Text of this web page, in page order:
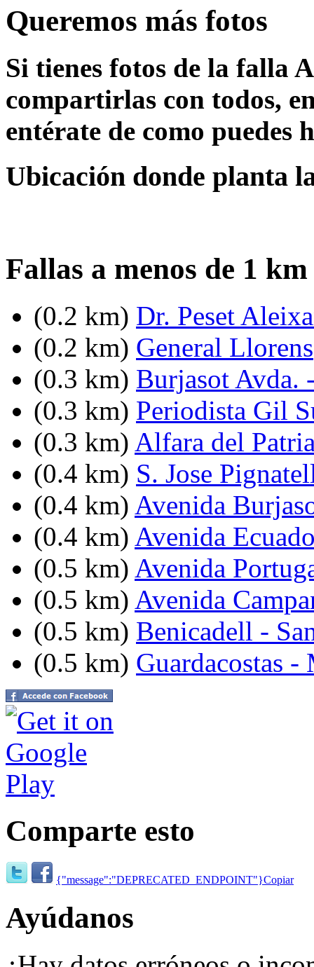
Queremos más fotos
Si tienes fotos de la falla
compartirlas con todos,
entérate de como puedes
Ubicación donde planta
Fallas a menos de 1
(0.2 km) Dr. Peset
(0.2 km) General Llorens
(0.3 km) Burjasot Avda.
(0.3 km) Periodista Gil
(0.3 km) Alfara del
(0.4 km) S. Jose
(0.4 km) Avenida
(0.4 km) Avenida
(0.5 km) Avenida
(0.5 km) Avenida
(0.5 km) Benicadell -
(0.5 km) Guardacostas -
Comparte esto
{"message":"DEPRECATED_ENDPOINT"}Copiar
Ayúdanos